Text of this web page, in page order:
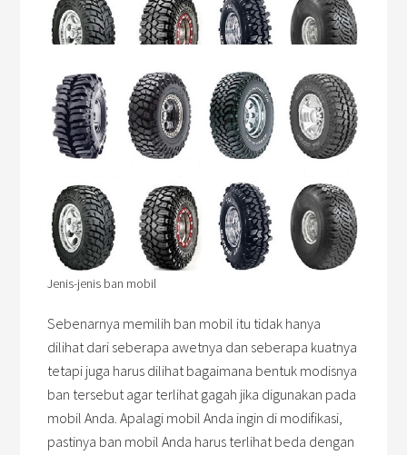
Jenis-jenis ban mobil
Sebenarnya memilih ban mobil itu tidak hanya
dilihat dari seberapa awetnya dan seberapa kuatnya
tetapi juga harus dilihat bagaimana bentuk modisnya
ban tersebut agar terlihat gagah jika digunakan pada
mobil Anda. Apalagi mobil Anda ingin di modifikasi,
pastinya ban mobil Anda harus terlihat beda dengan